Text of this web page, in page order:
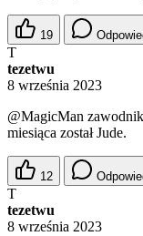
19
T
tezetwu
8 września 2023
@MagicMan
miesiąca został Jude.
12
T
tezetwu
8 września 2023